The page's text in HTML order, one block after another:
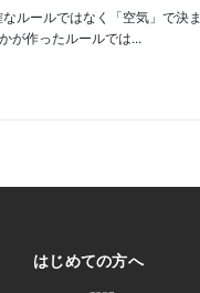
ルールではなく「空気」で決ま
が作ったルールでは...